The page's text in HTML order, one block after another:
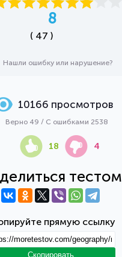
8
( 47 )
Нашли ошибку или нарушение?
тестом
прямую ссылку
Скопировать
10166 просмотров
Верно 49 / С ошибками 2538
18 4